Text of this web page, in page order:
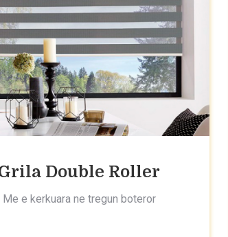
Double Roller
Me e kerkuara ne tregun boteror